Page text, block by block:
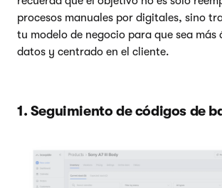
procesos manuales por digitales, sino
tu modelo de negocio para que sea más
datos y centrado en el cliente.
1. Seguimiento de códigos de